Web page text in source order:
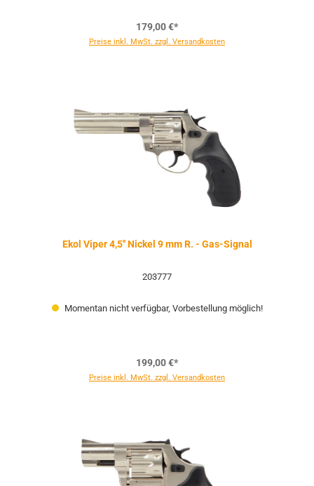
179,00 €*
Preise inkl. MwSt. zzgl. Versandkosten
Ekol Viper 4,5'' Nickel 9 mm R. - Gas-Signal
203777
Momentan nicht verfügbar, Vorbestellung möglich!
199,00 €*
Preise inkl. MwSt. zzgl. Versandkosten